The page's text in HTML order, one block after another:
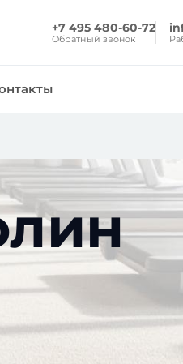
+7 495 480-60-72
Обратный звонок